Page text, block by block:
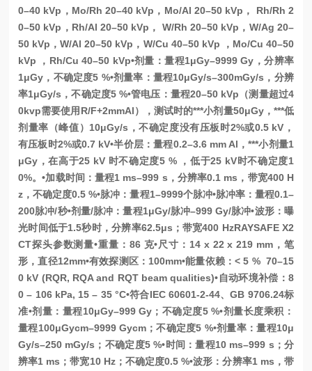
0–40 kVp，Mo/Rh 20–40 kVp，Mo/Al 20–50 kVp， Rh/Rh 2
0–50 kVp，Rh/Al 20–50 kVp， W/Rh 20–50 kVp，W/Ag 20–
50 kVp，W/Al 20–50 kVp，W/Cu 40–50 kVp ，Mo/Cu 40–50
kVp ，Rh/Cu 40–50 kVp•剂量：量程1μGy–9999 Gy，分辨率
1μGy，不确定度5 %•剂量率：量程10μGy/s–300mGy/s，分辨
率1μGy/s，不确定度5 %•管电压：量程20–50 kVp（测量超过4
0kvp需要使用R/F+2mmAl），测试时的***小剂量50μGy，***低
剂量率（峰值）10μGy/s，不确定度没有压板时2%或0.5 kV，
有压板时2%或0.7 kV•半价层：量程0.2–3.6 mm Al，***小剂量1
μGy，在高于25 kV 时不确定度5 % ，低于25 kV时不确定度1
0%。•加载时间：量程1 ms–999 s，分辨率0.1 ms，带宽400 H
z，不确定度0.5 %•脉冲：量程1–9999个脉冲•脉冲率：量程0.1–
200脉冲/秒•剂量/脉冲：量程1μGy/脉冲–999 Gy/脉冲•波形：曝
光时间低于1.5秒时，分辨率62.5μs；带宽400 HzRAYSAFE X2
CT探头参数测量•重量：86 克•尺寸：14 x 22 x 219 mm，笔
形，直径12mm•有效探测区：100mm•能量依赖：< 5 % 70–15
0 kV (RQR, RQA and RQT beam qualities)•自动环境补偿：8
0 – 106 kPa, 15 – 35 °C•符合IEC 60601-2-44、GB 9706.24标
准•剂量：量程10μGy–999 Gy；不确定度5 %•剂量长度乘积：
量程100μGycm–9999 Gycm；不确定度5 %•剂量率：量程10μ
Gy/s–250 mGy/s；不确定度5 %•时间：量程10 ms–999 s；分
辨率1 ms；带宽10 Hz；不确定度0.5 %•波形：分辨率1 ms，带